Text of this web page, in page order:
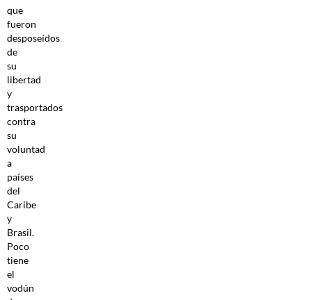
que
fueron
desposeídos
de
su
libertad
y
trasportados
contra
su
voluntad
a
países
del
Caribe
y
Brasil.
Poco
tiene
el
vodún